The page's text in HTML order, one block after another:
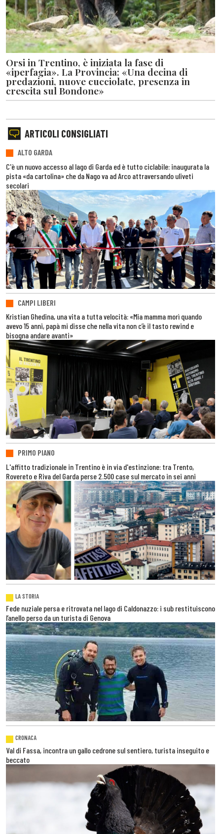
Orsi in Trentino, è iniziata la fase di
«iperfagia». La Provincia: «Una decina di
predazioni, nuove cucciolate, presenza in
crescita sul Bondone»
ARTICOLI CONSIGLIATI
ALTO GARDA
C'è un nuovo accesso al lago di Garda ed è tutto ciclabile: inaugurata la
pista «da cartolina» che da Nago va ad Arco attraversando uliveti
secolari
CAMPI LIBERI
Kristian Ghedina, una vita a tutta velocità: «Mia mamma morì quando
avevo 15 anni, papà mi disse che nella vita non c’è il tasto rewind e
bisogna andare avanti»
PRIMO PIANO
L'affitto tradizionale in Trentino è in via d'estinzione: tra Trento,
Rovereto e Riva del Garda perse 2.500 case sul mercato in sei anni
LA STORIA
Fede nuziale persa e ritrovata nel lago di Caldonazzo: i sub restituiscono
l’anello perso da un turista di Genova
CRONACA
Val di Fassa, incontra un gallo cedrone sul sentiero, turista inseguito e
beccato